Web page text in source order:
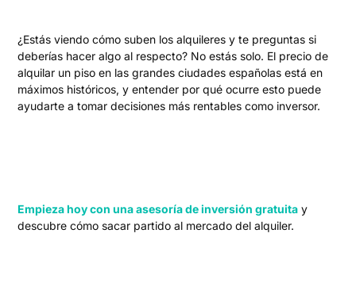
¿Estás viendo cómo suben los alquileres y te preguntas si
deberías hacer algo al respecto? No estás solo. El precio de
alquilar un piso en las grandes ciudades españolas está en
máximos históricos, y entender por qué ocurre esto puede
ayudarte a tomar decisiones más rentables como inversor.
Empieza hoy con una asesoría de inversión gratuita y
descubre cómo sacar partido al mercado del alquiler.